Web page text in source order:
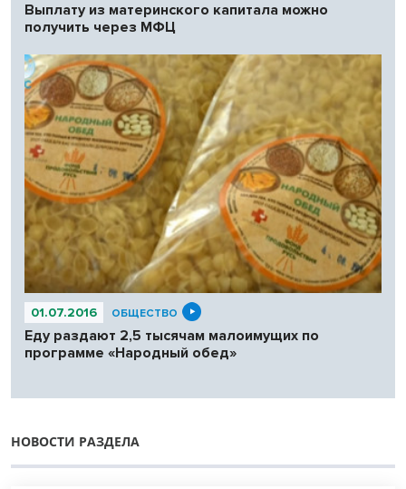
Выплату из материнского капитала можно
получить через МФЦ
01.07.2016 ОБЩЕСТВО
Еду раздают 2,5 тысячам малоимущих по
программе «Народный обед»
НОВОСТИ РАЗДЕЛА